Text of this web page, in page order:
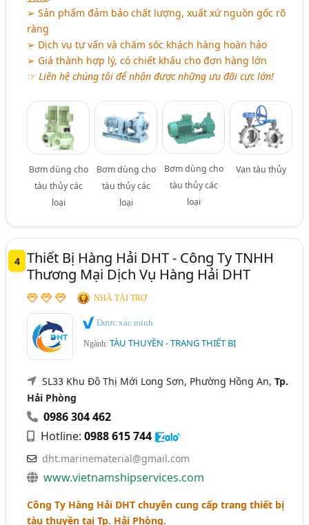
➢ Sản phẩm đảm bảo chất lượng, xuất xứ nguồn gốc rõ
ràng
➢ Dịch vụ tư vấn và chăm sóc khách hàng hoàn hảo
➢ Giá thành hợp lý, có chiết khấu cho đơn hàng lớn
☞ Liên hệ chúng tôi để nhận được những ưu đãi cực lớn!
Bơm dùng cho
tàu thủy các
loại
Bơm dùng cho
tàu thủy các
loại
Bơm dùng cho
tàu thủy các
loại
Van tàu thủy
4 Thiết Bị Hàng Hải DHT - Công Ty TNHH
Thương Mại Dịch Vụ Hàng Hải DHT
NHÀ TÀI TRỢ
Được xác minh
Ngành:TÀU THUYỀN - TRANG THIẾT BỊ
SL33 Khu Đô Thị Mới Long Sơn, Phường Hồng An,Tp.
Hải Phòng
0986 304 462
Hotline:0988 615 744
dht.marinematerial@gmail.com
www.vietnamshipservices.com
Công Ty Hàng Hải DHT chuyên cung cấp trang thiết bị
tàu thuyền tại Tp. Hải Phòng.